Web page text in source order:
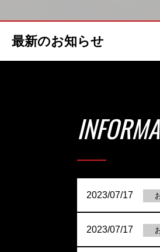
最新のお知らせ
2023/07/17
2023/07/17